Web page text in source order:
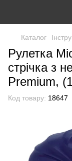
Каталог
Рулетка
стрічка з
Premium,
Код товару: 18647